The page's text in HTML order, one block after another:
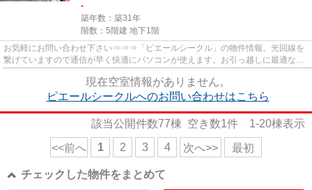
-
築年数：築31年
階数：5階建 地下1階
お気軽にお問い合わせ下さい⇒⇒⇒「ピエールシークル」の物件情報。光回線を
繋げていますので通信が早く快適にパソコンが使えます。お引っ越しに最適なタ
現在空室情報がありません。
ピエールシークルへのお問い合わせはこちら
該当公開件数77棟 空き数1件 1-20棟表示
<<前へ 1 2 3 4 次へ>> 最初
チェックした物件をまとめて